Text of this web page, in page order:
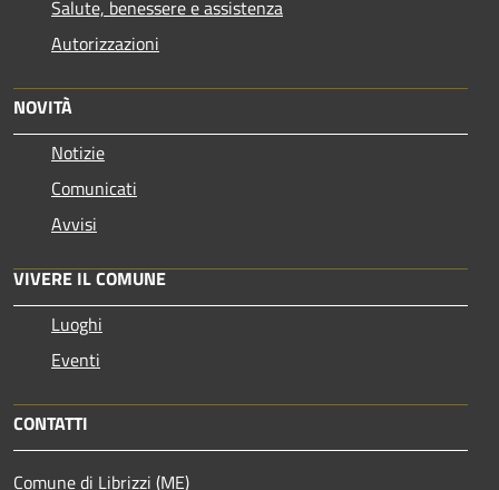
Salute, benessere e assistenza
Autorizzazioni
NOVITÀ
Notizie
Comunicati
Avvisi
VIVERE IL COMUNE
Luoghi
Eventi
CONTATTI
Comune di Librizzi (ME)